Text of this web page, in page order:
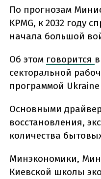
По прогнозам
KPMG, к 2032 году
начала большой
Об этом говорится
секторальной
программой Ukraine
Основными
восстановления,
количества
Минэкономики,
Киевской школы